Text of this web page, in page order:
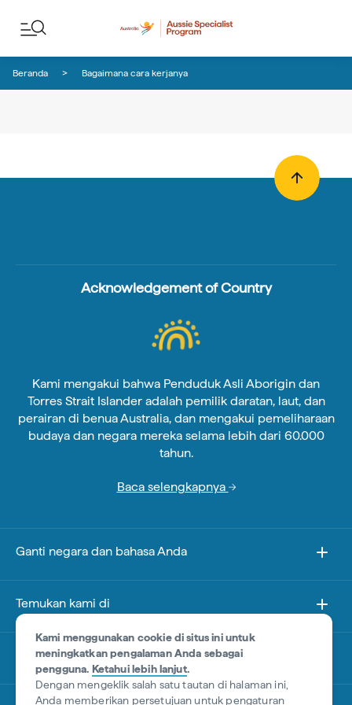
Beranda Bagaimana cara kerjanya
Kami menggunakan cookie di situs ini untuk
meningkatkan pengalaman Anda sebagai
pengguna. Ketahui lebih lanjut.
Dengan mengeklik salah satu tautan di halaman ini,
Anda memberikan persetujuan untuk pengaturan
Acknowledgement of Country
Kami mengakui bahwa Penduduk Asli Aborigin dan
Torres Strait Islander adalah pemilik daratan, laut, dan
perairan di benua Australia, dan mengakui pemeliharaan
budaya dan negara mereka selama lebih dari 60.000
tahun.
Baca selengkapnya
Ganti negara dan bahasa Anda
Temukan kami di
Tentang situs ini